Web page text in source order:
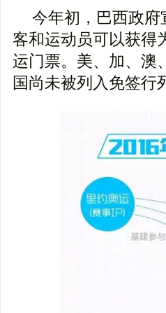
今年初，巴西政府
客和运动员可以获得
运门票。美、加、澳
国尚未被列入免签行